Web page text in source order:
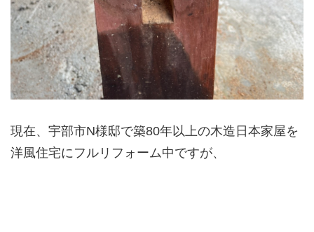
現在、宇部市N様邸で築80年以上の木造日本家屋を
洋風住宅にフルリフォーム中ですが、